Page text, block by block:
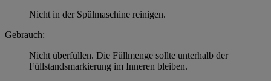
Nicht in der Spülmaschine reinigen.
Gebrauch:
Nicht überfüllen. Die Füllmenge sollte unterhalb der
Füllstandsmarkierung im Inneren bleiben.